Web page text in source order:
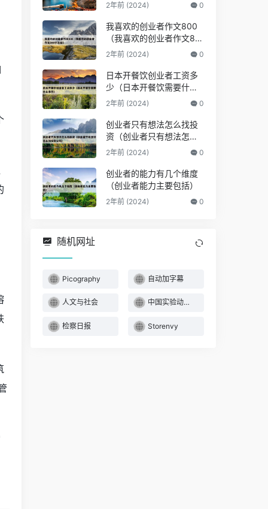
2年前 (2024) 0
我喜欢的创业者作文800
（我喜欢的创业者作文80
0字左右）
2年前 (2024) 0
日本开餐饮创业者工资多
少（日本开餐饮需要什么
条件）
2年前 (2024) 0
创业者只有想法怎么找投
资（创业者只有想法怎么
找投资公司）
2年前 (2024) 0
创业者的能力有几个维度
（创业者能力主要包括）
2年前 (2024) 0
随机网址
Picography 自动加字幕
人文与社会 中国实验动物信息网
检察日报 Storenvy